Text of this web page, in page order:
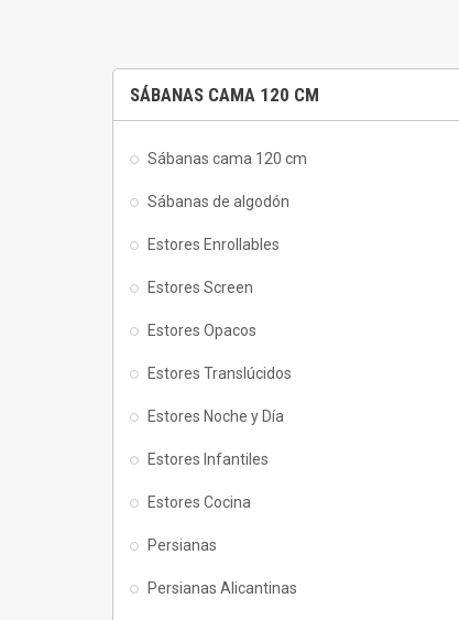
SÁBANAS CAMA 120 CM
Sábanas cama 120 cm
Sábanas de algodón
Estores Enrollables
Estores Screen
Estores Opacos
Estores Translúcidos
Estores Noche y Día
Estores Infantiles
Estores Cocina
Persianas
Persianas Alicantinas